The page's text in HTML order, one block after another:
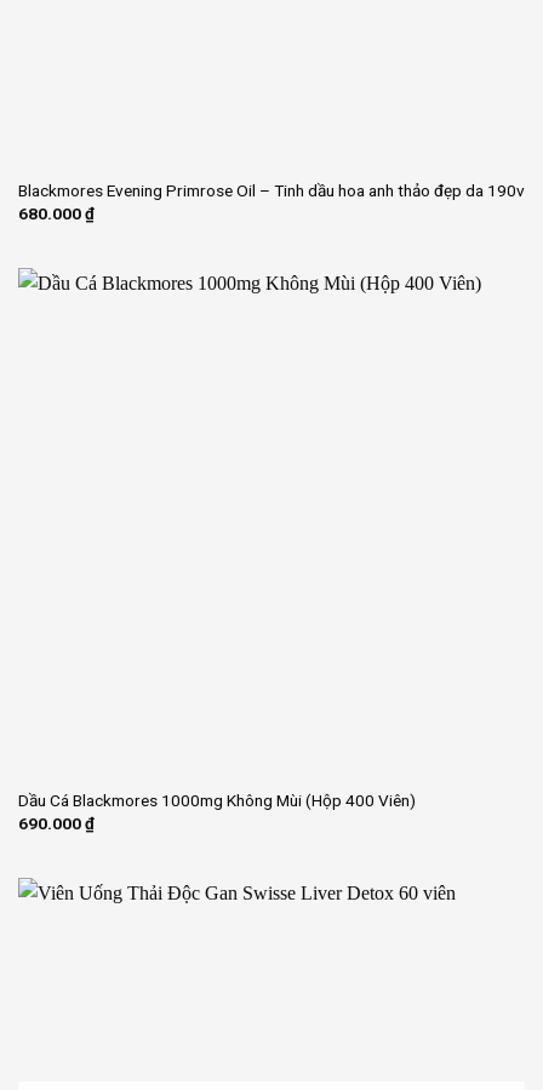
Blackmores Evening Primrose Oil – Tinh dầu hoa anh thảo đẹp da 190v
680.000₫
Dầu Cá Blackmores 1000mg Không Mùi (Hộp 400 Viên)
690.000₫